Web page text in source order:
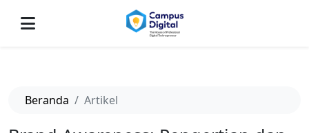
Beranda Artikel